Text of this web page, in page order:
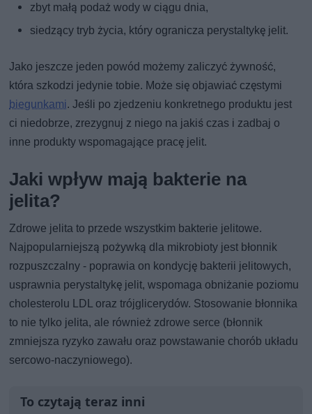
zbyt małą podaż wody w ciągu dnia,
siedzący tryb życia, który ogranicza perystaltykę jelit.
Jako jeszcze jeden powód możemy zaliczyć żywność,
która szkodzi jedynie tobie. Może się objawiać częstymi
biegunkami. Jeśli po zjedzeniu konkretnego produktu jest
ci niedobrze, zrezygnuj z niego na jakiś czas i zadbaj o
inne produkty wspomagające pracę jelit.
Jaki wpływ mają bakterie na
jelita?
Zdrowe jelita to przede wszystkim bakterie jelitowe.
Najpopularniejszą pożywką dla mikrobioty jest błonnik
rozpuszczalny - poprawia on kondycję bakterii jelitowych,
usprawnia perystaltykę jelit, wspomaga obniżanie poziomu
cholesterolu LDL oraz trójglicerydów. Stosowanie błonnika
to nie tylko jelita, ale również zdrowe serce (błonnik
zmniejsza ryzyko zawału oraz powstawanie chorób układu
sercowo-naczyniowego).
To czytają teraz inni